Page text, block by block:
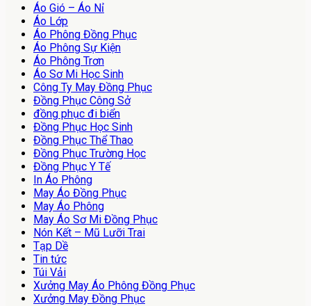
Áo Gió – Áo Nỉ
Áo Lớp
Áo Phông Đồng Phục
Áo Phông Sự Kiện
Áo Phông Trơn
Áo Sơ Mi Học Sinh
Công Ty May Đồng Phục
Đồng Phục Công Sở
đồng phục đi biển
Đồng Phục Học Sinh
Đồng Phục Thể Thao
Đồng Phục Trường Học
Đồng Phục Y Tế
In Áo Phông
May Áo Đồng Phục
May Áo Phông
May Áo Sơ Mi Đồng Phục
Nón Kết – Mũ Lưỡi Trai
Tạp Dề
Tin tức
Túi Vải
Xưởng May Áo Phông Đồng Phục
Xưởng May Đồng Phục